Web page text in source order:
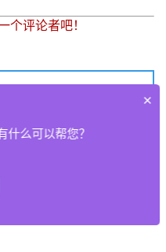
个评论者吧！
×
什么可以帮您？